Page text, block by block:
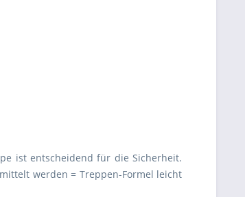
ist entscheidend für die Sicherheit.
werden = Treppen-Formel leicht